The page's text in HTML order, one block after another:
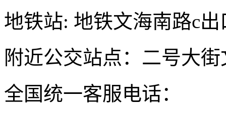
地铁站: 地铁文海南路c出
附近公交站点：二号大
全国统一客服电话：